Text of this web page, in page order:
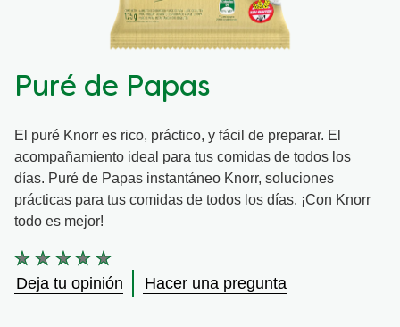
Puré de Papas
El puré Knorr es rico, práctico, y fácil de preparar. El
acompañamiento ideal para tus comidas de todos los
días. Puré de Papas instantáneo Knorr, soluciones
prácticas para tus comidas de todos los días. ¡Con Knorr
todo es mejor!
No
han
Deja tu opinión Hacer una pregunta